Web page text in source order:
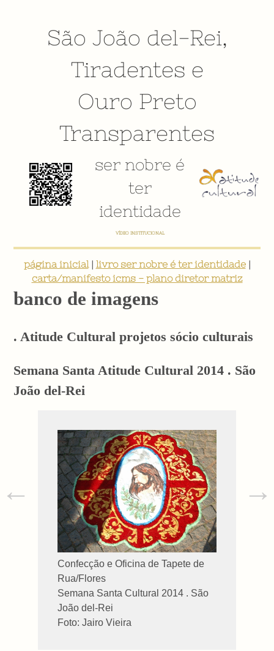
São João del-Rei,
Tiradentes e
Ouro Preto
Transparentes
ser nobre é
ter
identidade
E-BOOK: "SER NOBRE É TER IDENTIDADE: INVENTÁRIO DIGITAL PARTICIPATIVO SOBRE O PATRIMÔNIO
página inicial| livro ser nobre é ter identidade|
carta/manifesto icms - plano diretor matriz
banco de imagens
. Atitude Cultural projetos sócio culturais
Semana Santa Atitude Cultural 2014 . São
João del-Rei
Confecção e Oficina de Tapete de
Rua/Flores
Semana Santa Cultural 2014 . São
João del-Rei
Foto: Jairo Vieira
← →